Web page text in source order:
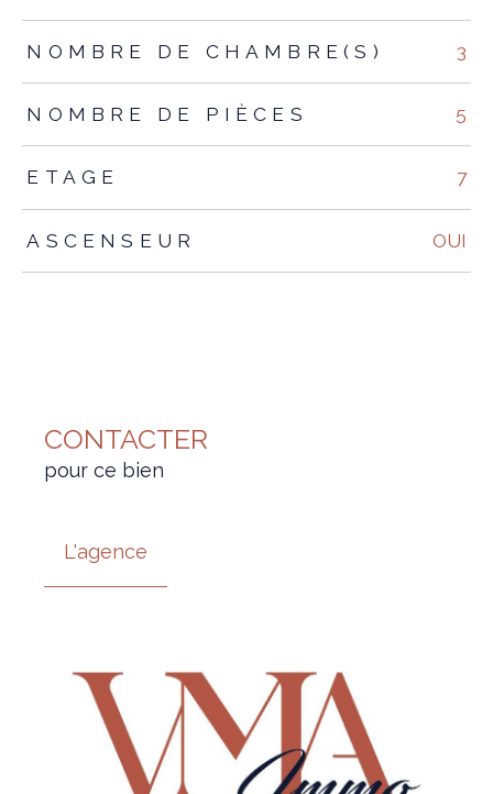
NOMBRE DE CHAMBRE(S) 3
NOMBRE DE PIÈCES 5
ETAGE 7
ASCENSEUR OUI
CONTACTER
pour ce bien
L'agence